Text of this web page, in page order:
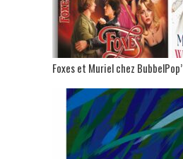
Foxes et Muriel chez BubbelPop’